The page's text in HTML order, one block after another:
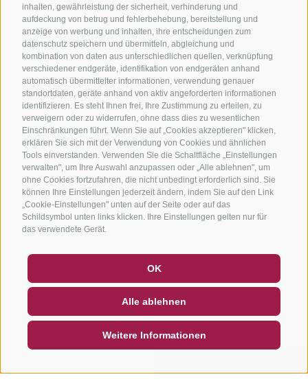
inhalten, gewährleistung der sicherheit, verhinderung und
aufdeckung von betrug und fehlerbehebung, bereitstellung und
anzeige von werbung und inhalten, ihre entscheidungen zum
datenschutz speichern und übermitteln, abgleichung und
kombination von daten aus unterschiedlichen quellen, verknüpfung
verschiedener endgeräte, identifikation von endgeräten anhand
automatisch übermittelter informationen, verwendung genauer
standortdaten, geräte anhand von aktiv angeforderten informationen
identifizieren. Es steht Ihnen frei, Ihre Zustimmung zu erteilen, zu
verweigern oder zu widerrufen, ohne dass dies zu wesentlichen
Einschränkungen führt. Wenn Sie auf „Cookies akzeptieren" klicken,
erklären Sie sich mit der Verwendung von Cookies und ähnlichen
Tools einverstanden. Verwenden Sie die Schaltfläche „Einstellungen
verwalten", um Ihre Auswahl anzupassen oder „Alle ablehnen", um
ohne Cookies fortzufahren, die nicht unbedingt erforderlich sind. Sie
können Ihre Einstellungen jederzeit ändern, indem Sie auf den Link
„Cookie-Einstellungen" unten auf der Seite oder auf das
Schildsymbol unten links klicken. Ihre Einstellungen gelten nur für
das verwendete Gerät.
OK
Alle ablehnen
Weitere Informationen
NEWSLETTER
SOCIAL WALL WETTER